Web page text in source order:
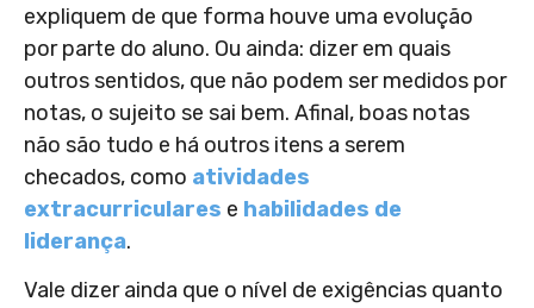
expliquem de que forma houve uma evolução
por parte do aluno. Ou ainda: dizer em quais
outros sentidos, que não podem ser medidos por
notas, o sujeito se sai bem. Afinal, boas notas
não são tudo e há outros itens a serem
checados, como atividades
extracurriculares e habilidades de
liderança.
Vale dizer ainda que o nível de exigências quanto